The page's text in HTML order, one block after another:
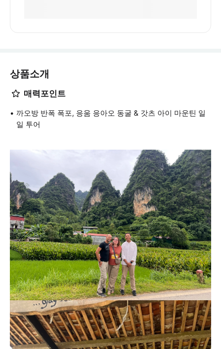
상품소개
매력포인트
까오방 반폭 폭포, 응움 응아오 동굴 & 갓츠 아이 마운틴 일
일 투어